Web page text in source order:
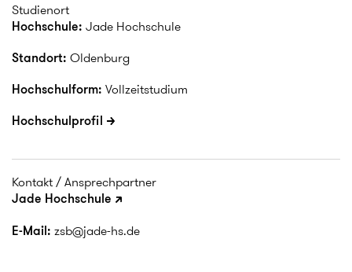
Studienort
Hochschule: Jade Hochschule
Standort: Oldenburg
Hochschulform: Vollzeitstudium
Hochschulprofil
Kontakt / Ansprechpartner
Jade Hochschule
E-Mail: zsb@jade-hs.de